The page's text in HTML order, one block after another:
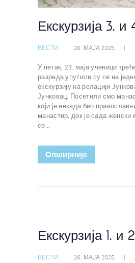
Екскурзија 3. и
ВЕСТИ 26. МАЈА 2025.
У петак, 23. маја ученици
разреда упутили су се на
екскурзију на релацији
Јунковац. Посетили смо
који је некада био
манастир, док је сада женски
се…
Oпширније
Екскурзија 1. и
ВЕСТИ 26. МАЈА 2025.